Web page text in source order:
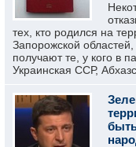
тех, кто родился на
Запорожской
получают те, у кого в
Украинская ССР,